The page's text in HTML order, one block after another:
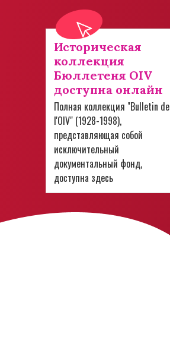
Историческая
коллекция
Бюллетеня OIV
доступна онлайн
Полная коллекция "Bulletin de
l'OIV" (1928-1998),
представляющая собой
исключительный
документальный фонд,
доступна здесь